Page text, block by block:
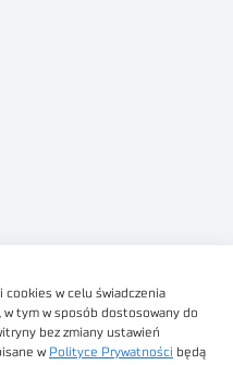
w celu świadczenia
w tym w sposób dostosowany do
bez zmiany ustawień
w Polityce Prywatności będą